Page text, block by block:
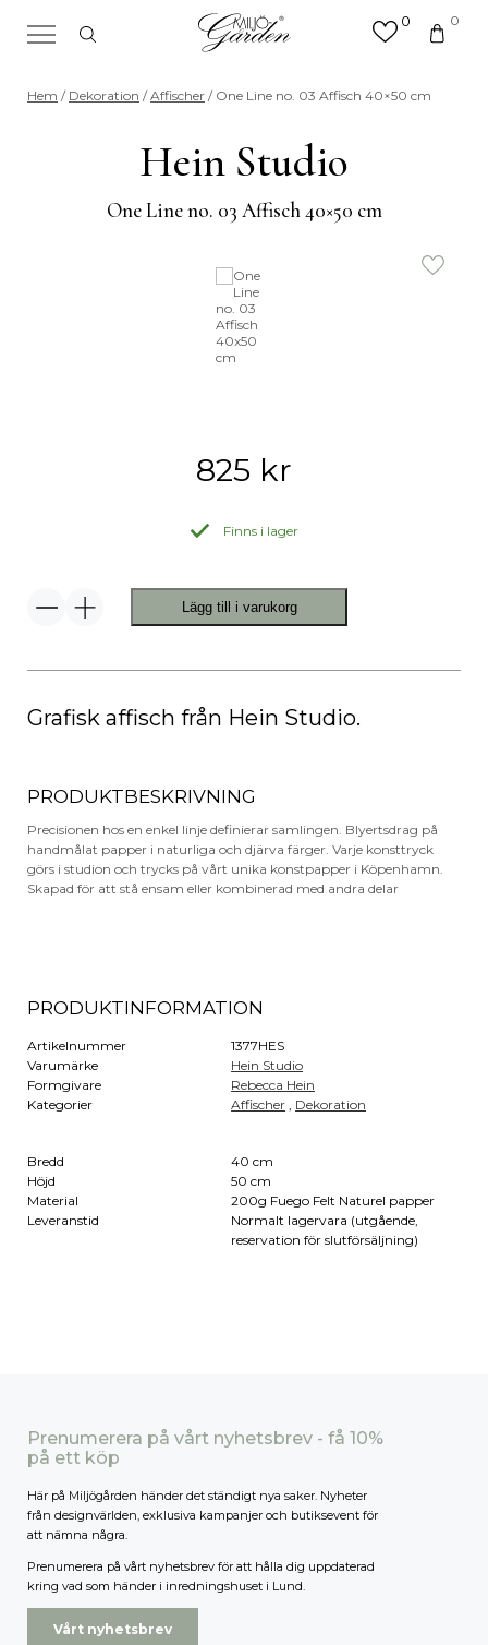
0 0
Sök efter valfri produkt eller
kategori
Hem / Dekoration /Affischer / One Line no. 03 Affisch 40×50 cm
Hein Studio
One Line no. 03 Affisch 40×50 cm
825 kr
Finns i lager
One
cm
mängd
Lägg till i varukorg
Grafisk affisch från Hein Studio.
PRODUKTBESKRIVNING
Precisionen hos en enkel linje definierar samlingen. Blyertsdrag på
handmålat papper i naturliga och djärva färger. Varje konsttryck
görs i studion och trycks på vårt unika konstpapper i Köpenhamn.
Skapad för att stå ensam eller kombinerad med andra delar
PRODUKTINFORMATION
Artikelnummer
1377HES
Varumärke
Hein Studio
Formgivare
Rebecca Hein
Kategorier
Affischer , Dekoration
Bredd
40 cm
Höjd
50 cm
Material
200g Fuego Felt Naturel papper
Leveranstid
Normalt lagervara (utgående,
reservation för slutförsäljning)
Prenumerera på vårt nyhetsbrev - få 10%
på ett köp
Här på Miljögården händer det ständigt nya saker. Nyheter
från designvärlden, exklusiva kampanjer och butiksevent för
att nämna några.
Prenumerera på vårt nyhetsbrev för att hålla dig uppdaterad
kring vad som händer i inredningshuset i Lund.
Vårt nyhetsbrev